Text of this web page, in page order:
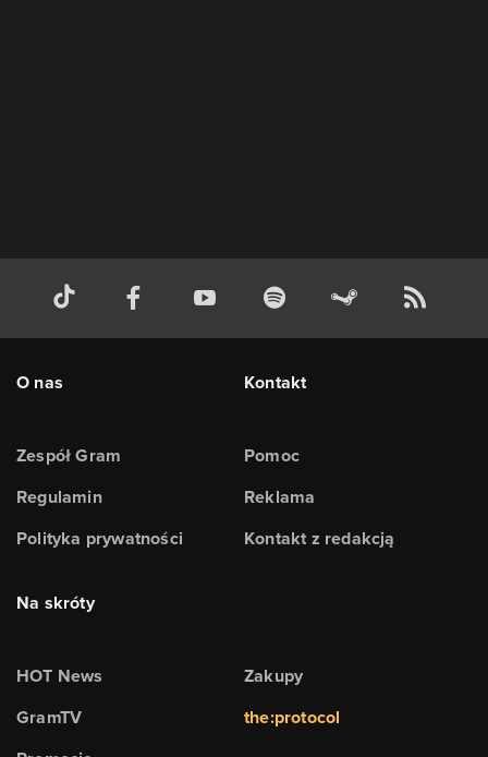
O nas
Zespół Gram
Regulamin
Polityka prywatności
Kontakt
Pomoc
Reklama
Kontakt z redakcją
Na skróty
HOT News
GramTV
Zakupy
the:protocol